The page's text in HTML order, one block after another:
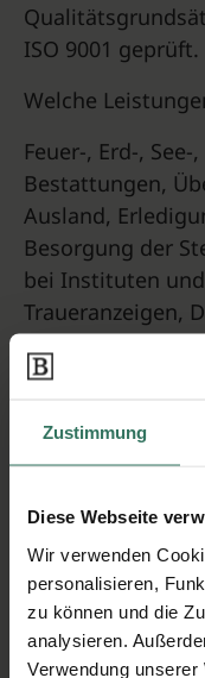
Zustimmung
Diese Webseite
Wir verwenden
personalisieren,
zu können und die
analysieren.
Verwendung
ISO 9001 geprüft.
Welche
Feuer-, Erd-,
Bestattungen,
Ausland,
Besorgung der
bei Instituten
Traueranzeigen,
Fertigen einer
einfühlsame
Was können wir
Wir vermitteln
Trauerfloristik,
Steinmetz,
Fahrdienst,
der Witwen/